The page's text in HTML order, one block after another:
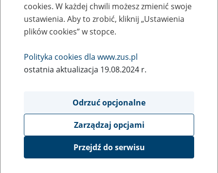
Zaproś ZUS do siebie - zakładanie profili
eZUS w siedzibie Twojej firmy
Rodzaj wydarzenia
Szkolenia
Obszar merytoryczny
obsługa klientów
Opis wydarzenia
Platforma Usług Elektronicznych eZUS
cookies. W każdej chwili możesz zmienić swoje
ustawienia. Aby to zrobić, kliknij „Ustawienia
plików cookies” w stopce.
Polityka cookies dla www.zus.pl
ostatnia aktualizacja 19.08.2024 r.
Odrzuć opcjonalne
Zarządzaj opcjami
Przejdź do serwisu